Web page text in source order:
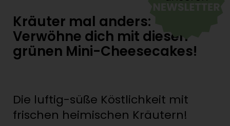
Kräuter mal anders:
Verwöhne dich mit diesen
grünen Mini-Cheesecakes!
Die luftig-süße Köstlichkeit mit
frischen heimischen Kräutern!